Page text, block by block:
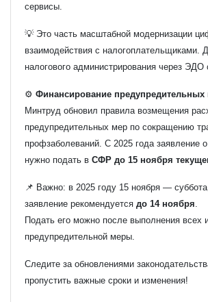
сервисы.
💡 Это часть масштабной модернизации
взаимодействия с налогоплательщиками.
налогового администрирования через ЭДО
⚙️ Финансирование предупредительных
Минтруд обновил правила возмещения
предупредительных мер по сокращению
профзаболеваний. С 2025 года заявление
нужно подать в СФР до 15 ноября
📌 Важно: в 2025 году 15 ноября —
заявление рекомендуется до 14 ноября
Подать его можно после выполнения всех
предупредительной меры.
Следите за обновлениями
пропустить важные сроки и изменения!